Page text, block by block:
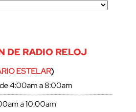
DE RADIO RELOJ
ESTELAR)
4:00am a 8:00am
a 10:00am